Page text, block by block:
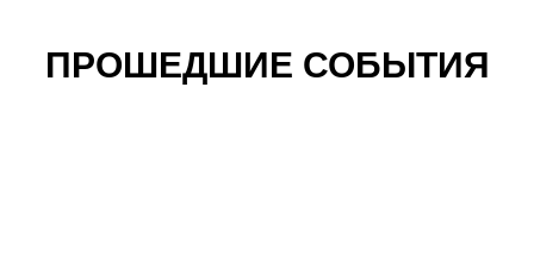
ПРОШЕДШИЕ СОБЫТИЯ